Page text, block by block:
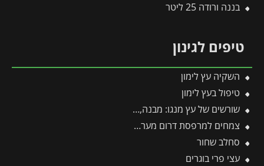
בננה ורודה 25 ליטר
טיפים לגינון
השקיה עץ לימון
טיפול בעץ לימון
שורשים של עץ מנגו: מבנה, עומק והסוד למערכת שורשים בריאה ויציבה
צמחים למרפסת דרום מערבית
סחלב שחור
עצי פרי בוגרים